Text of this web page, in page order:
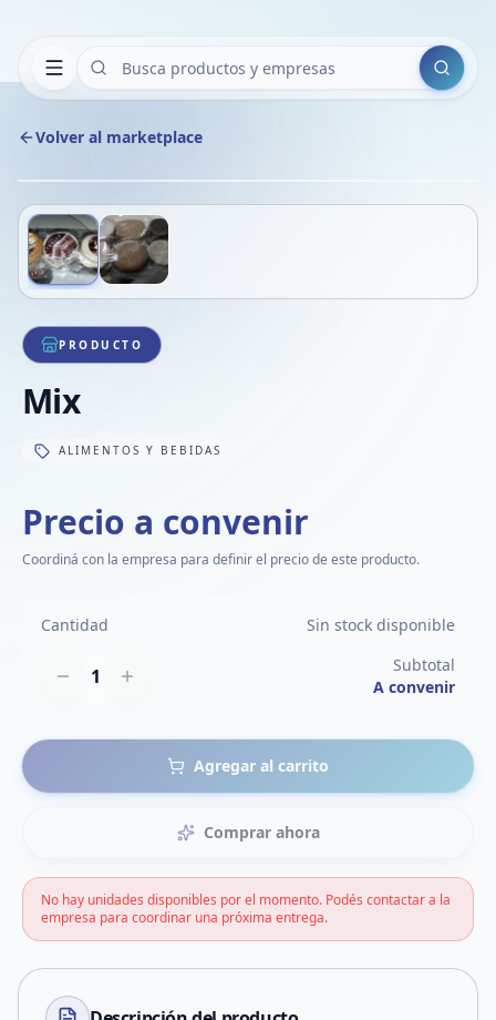
Buscar
Volver al marketplace
1/2
PRODUCTO
Mix
ALIMENTOS Y BEBIDAS
Precio a convenir
Coordiná con la empresa para definir el precio de este producto.
Cantidad Sin stock disponible
1
Subtotal
A convenir
Agregar al carrito
Comprar ahora
No hay unidades disponibles por el momento. Podés contactar a la
empresa para coordinar una próxima entrega.